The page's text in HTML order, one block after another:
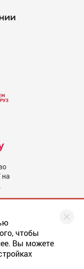
от вашего имени.
отзыв
чтобы
Вы можете